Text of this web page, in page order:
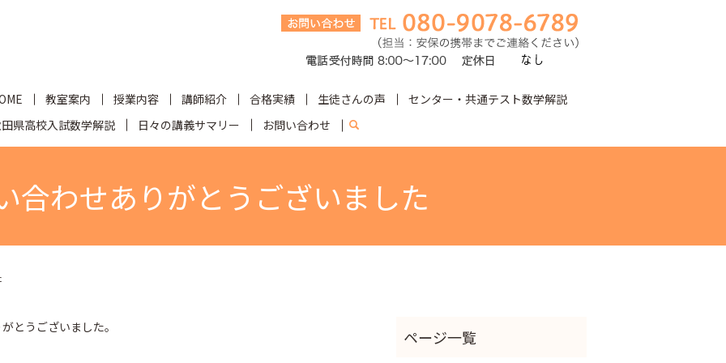
教室案内 授業内容 講師紹介 合格実績 生徒さんの声
センター・共通テスト数学解説
県高校入試数学解説
日々の講義サマリー お問い合わせ search
合わせありがとうございました
とうございました。